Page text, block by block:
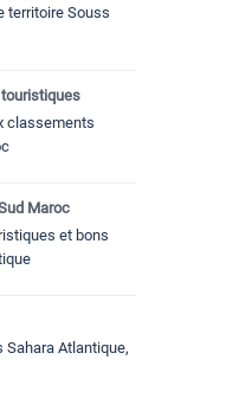
territoire Souss
classements
Maroc
et bons
Sahara Atlantique,